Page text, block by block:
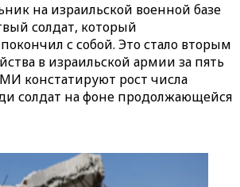
на израильской военной базе
солдат, который
с собой. Это стало вторым
в израильской армии за пять
констатируют рост числа
солдат на фоне продолжающейся